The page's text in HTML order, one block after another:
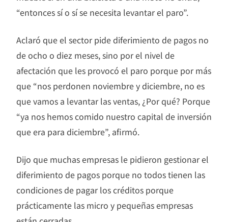
“entonces sí o sí se necesita levantar el paro”.
Aclaró que el sector pide diferimiento de pagos no
de ocho o diez meses, sino por el nivel de
afectación que les provocó el paro porque por más
que “nos perdonen noviembre y diciembre, no es
que vamos a levantar las ventas, ¿Por qué? Porque
“ya nos hemos comido nuestro capital de inversión
que era para diciembre”, afirmó.
Dijo que muchas empresas le pidieron gestionar el
diferimiento de pagos porque no todos tienen las
condiciones de pagar los créditos porque
prácticamente las micro y pequeñas empresas